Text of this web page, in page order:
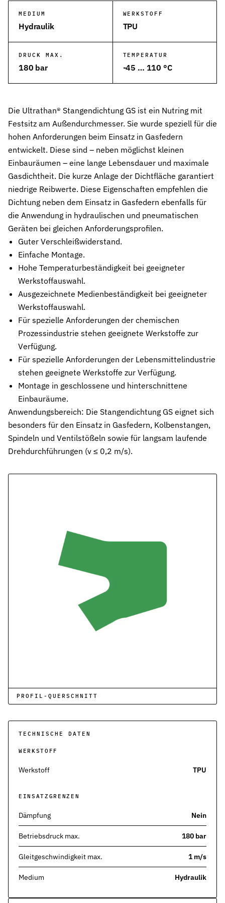
Wehrtechnik & Rüstung
Zuverlässige Dichtungen für sicherheitskritische Systeme
Dichtungen für höchste Ansprüche in Hydraulik und Pneumatik
O-Ringe
Universelle Dichtungslösung für vielfältige Anwendungen
Rotationsdichtungen
Dichtungslösungen für rotierende Wellen und Rotoren
Abstreifer
Effektiver Schutz vor Schmutz, Staub und Feuchtigkeit
Führungsringe
Präzise Führung von Kolben und Stangen, verhindert
Stützringe
Dämpfungsringe
Kontrollierte Endlagendämpfung im Pneumatikzylinder
Flachdichtungen
Zuverlässige Abdichtung für plane Flächen, Flansche und
Gummiformteile
Präzise geformte Elastomerbauteile für Dämpfung, Verbindung
Dichtsätze
Komplettlösungen aus abgestimmten Dichtungselementen
Sonderdichtungen
Individuell entwickelte Dichtungslösungen
Hydraulikdichtungen
Hochleistungsdichtungen für hydraulische Anwendungen
Effiziente Dichtungslösungen für dynamische Anwendungen
Schmierstoffe
Schmierstoffe passend zur Dichtungsauslegung
Parker O-Lube und S-Lube für Elastomerdichtungen
Das Unternehmen und Team kennenlernen
Nehmen Sie Kontakt mit uns auf
Downloads
AGB
Unsere allgemeinen Geschäftsbedingungen
Informationen zum Schutz Ihrer Daten
Dichtungsarten im Überblick
Grundlagenwissen zu Arten, Funktion und Einsatz der
MEDIUM
Hydraulik
WERKSTOFF
TPU
DRUCK MAX.
180 bar
TEMPERATUR
-45 … 110 °C
Die Ultrathan® Stangendichtung GS ist ein Nutring mit
Festsitz am Außendurchmesser. Sie wurde speziell für die
hohen Anforderungen beim Einsatz in Gasfedern
entwickelt. Diese sind – neben möglichst kleinen
Einbauräumen – eine lange Lebensdauer und maximale
Gasdichtheit. Die kurze Anlage der Dichtfläche garantiert
niedrige Reibwerte. Diese Eigenschaften empfehlen die
Dichtung neben dem Einsatz in Gasfedern ebenfalls für
die Anwendung in hydraulischen und pneumatischen
Geräten bei gleichen Anforderungsprofilen.
Guter Verschleißwiderstand.
Einfache Montage.
Hohe Temperaturbeständigkeit bei geeigneter
Werkstoffauswahl.
Ausgezeichnete Medienbeständigkeit bei geeigneter
Werkstoffauswahl.
Für spezielle Anforderungen der chemischen
Prozessindustrie stehen geeignete Werkstoffe zur
Verfügung.
Für spezielle Anforderungen der Lebensmittelindustrie
stehen geeignete Werkstoffe zur Verfügung.
Montage in geschlossene und hinterschnittene
Einbauräume.
Anwendungsbereich: Die Stangendichtung GS eignet sich
besonders für den Einsatz in Gasfedern, Kolbenstangen,
Spindeln und Ventilstößeln sowie für langsam laufende
Drehdurchführungen (v ≤ 0,2 m/s).
PROFIL-QUERSCHNITT
TECHNISCHE DATEN
WERKSTOFF
Werkstoff TPU
EINSATZGRENZEN
Dämpfung Nein
Betriebsdruck max. 180 bar
Gleitgeschwindigkeit max. 1 m/s
Medium Hydraulik